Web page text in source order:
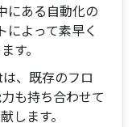
にある自動化の
よって素早く
す。
、既存のフロ
も持ち合わせて
します。